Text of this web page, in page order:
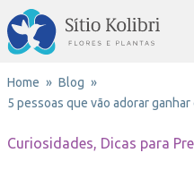
Home
Blog
5 pessoas que vão adorar
Curiosidades, Dicas para